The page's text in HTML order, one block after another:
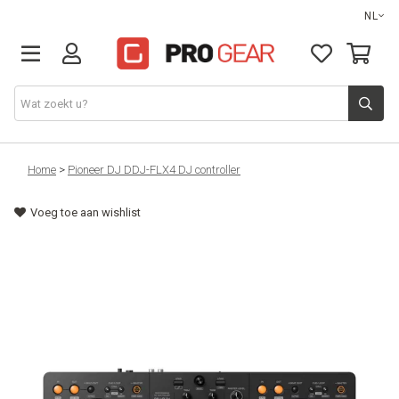
NL
DJ gear
Lights & effects
Home > Pioneer DJ DDJ-FLX4 DJ controller
Voeg toe aan wishlist